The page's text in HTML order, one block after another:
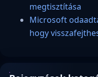
megtisztítása
Microsoft
hogy